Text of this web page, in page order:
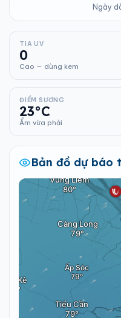
Ngày
TIA UV
0
Cao — dùng kem
ĐIỂM SƯƠNG
23°C
Ẩm vừa phải
Bản đồ dự báo